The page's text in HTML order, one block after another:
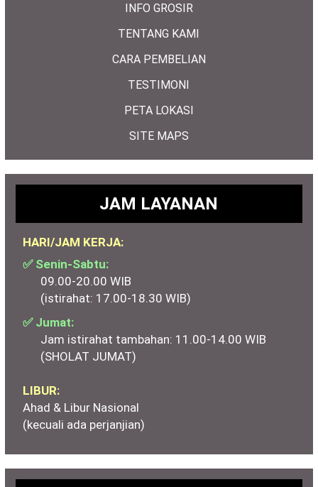
INFO GROSIR
TENTANG KAMI
CARA PEMBELIAN
TESTIMONI
PETA LOKASI
SITE MAPS
JAM LAYANAN
HARI/JAM KERJA:
✅ Senin-Sabtu:
09.00-20.00 WIB
(istirahat: 17.00-18.30 WIB)
✅ Jumat:
Jam istirahat tambahan: 11.00-14.00 WIB
(SHOLAT JUMAT)
LIBUR:
Ahad & Libur Nasional
(kecuali ada perjanjian)